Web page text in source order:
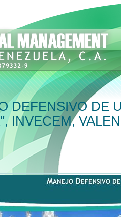
DEFENSIVO DE
INVECEM,